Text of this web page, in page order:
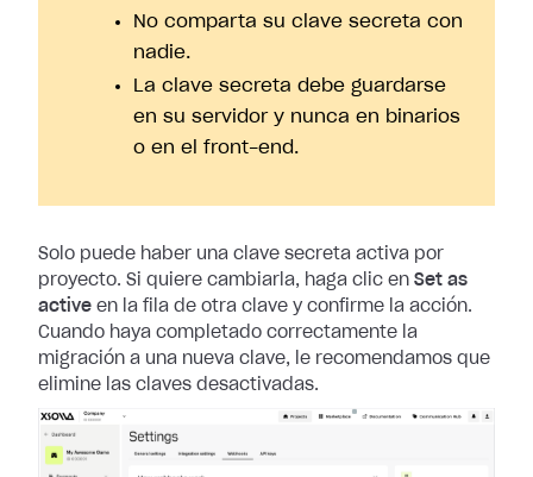
No comparta su clave secreta con
nadie.
La clave secreta debe guardarse
en su servidor y nunca en binarios
o en el front-end.
Solo puede haber una clave secreta activa por
proyecto. Si quiere cambiarla, haga clic en Set as
active en la fila de otra clave y confirme la acción.
Cuando haya completado correctamente la
migración a una nueva clave, le recomendamos que
elimine las claves desactivadas.